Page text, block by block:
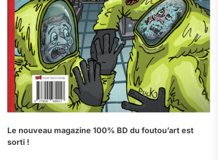
Le nouveau magazine 100% BD du foutou’art est
sorti !